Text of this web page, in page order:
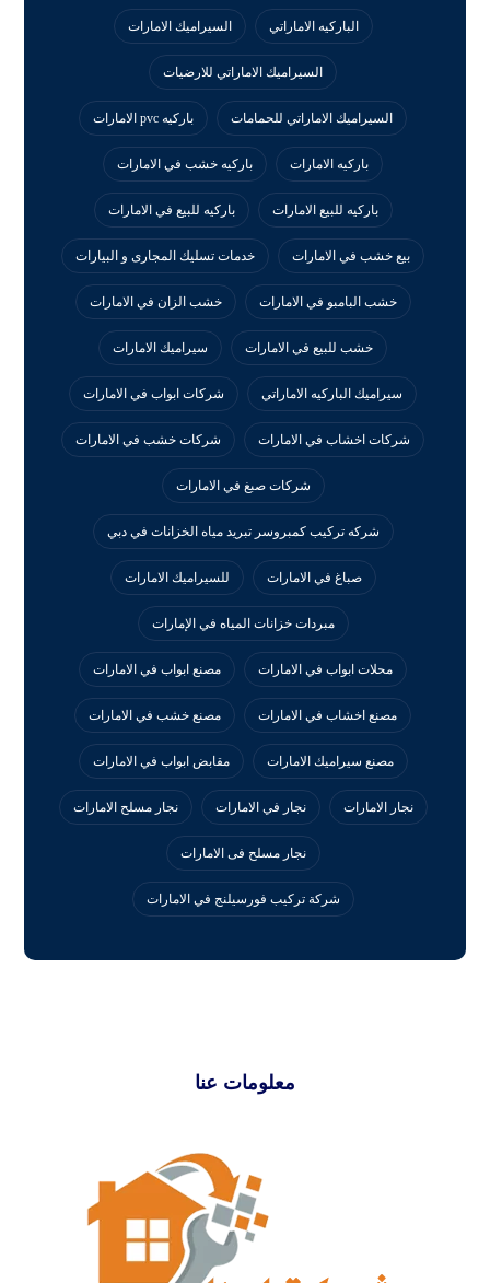
الباركيه الاماراتي السيراميك الامارات
السيراميك الاماراتي للارضيات
السيراميك الاماراتي للحمامات باركيه pvc الامارات
باركيه الامارات باركيه خشب في الامارات
باركيه للبيع الامارات باركيه للبيع في الامارات
بيع خشب في الامارات خدمات تسليك المجارى و البيارات
خشب البامبو في الامارات خشب الزان في الامارات
خشب للبيع في الامارات سيراميك الامارات
سيراميك الباركيه الاماراتي شركات ابواب في الامارات
شركات اخشاب في الامارات شركات خشب في الامارات
شركات صبغ في الامارات
شركه تركيب كمبروسر تبريد مياه الخزانات في دبي
صباغ في الامارات للسيراميك الامارات
مبردات خزانات المياه في الإمارات
محلات ابواب في الامارات مصنع ابواب في الامارات
مصنع اخشاب في الامارات مصنع خشب في الامارات
مصنع سيراميك الامارات مقابض ابواب في الامارات
نجار الامارات نجار في الامارات نجار مسلح الامارات
نجار مسلح فى الامارات
‏شركة تركيب فورسيلنج في الامارات
معلومات عنا